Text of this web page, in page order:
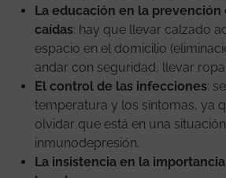
La educación en la prevención
caídas: hay que llevar calzado
espacio en el domicilio
andar con seguridad, llevar
El control de las infecciones:
temperatura y los síntomas, ya
olvidar que está en una
inmunodepresión.
La insistencia en la